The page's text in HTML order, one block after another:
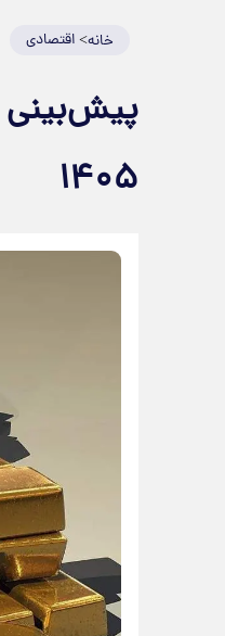
خانه>اقتصادی
۱۴۰۵